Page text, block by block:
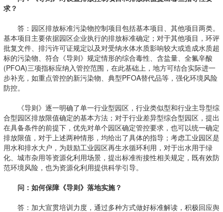
求？
答：园区排放标准污染物控制项目包括基本项目、其他项目两类。
基本项目主要依据园区企业执行的排放标准确定；对于其他项目，环评
批复文件、排污许可证规定以及对受纳水体水质影响较大或造成水质超
标的污染物、符合《导则》规定情形的综合毒性、含盐量、全氟辛酸
(PFOA)三项指标应纳入管控范围，在此基础上，地方可结合实际进一
步补充，如重点管控的新污染物、典型PFOA替代品等，强化环境风险
防控。
《导则》逐一明确了单一行业型园区，行业类似型和行业主导型综
合型园区排放限值确定的基本方法；对于行业差异型综合型园区，提出
在具备条件的前提下，优先对单个园区确定管控要求，也可以统一确定
排放限值，对于上述两种情形，均给出了具体的指导；考虑工业园区是
用水和排水大户，为鼓励工业园区再生水循环利用，对于出水用于绿
化、城市杂用等资源化利用场景，提出标准衔接性相关规定，既有效防
范环境风险，也为资源化利用提供科学引导。
问：如何保障《导则》落地实施？
答：加大宣贯培训力度，通过多种方式做好标准解读，积极回应舆